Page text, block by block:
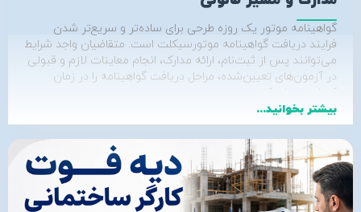
گواهینامه موتور یک‌ روزه طرحی برای ساده‌تر و سریع‌تر شدن
فرایند دریافت گواهینامه موتورسیکلت است. متقاضیان واجد شرایط
می‌توانند پس از ثبت‌نام، ارائه مدارک، انجام معاینات لازم و قبولی
در آزمون‌های تعیین‌شده، مراحل دریافت گواهینامه را در زمان
کوتاه‌تری طی کنند.
بیشتر بخوانید...